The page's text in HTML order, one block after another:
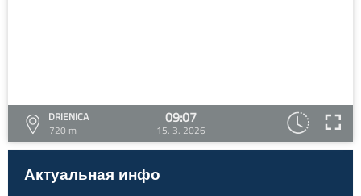
DRIENICA
720 m
09:07
15. 3. 2026
Актуальная инфо